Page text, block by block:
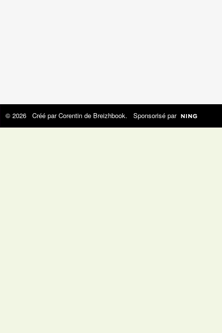
© 2026 Créé parCorentin de Breizhbook. Sponsorisé par